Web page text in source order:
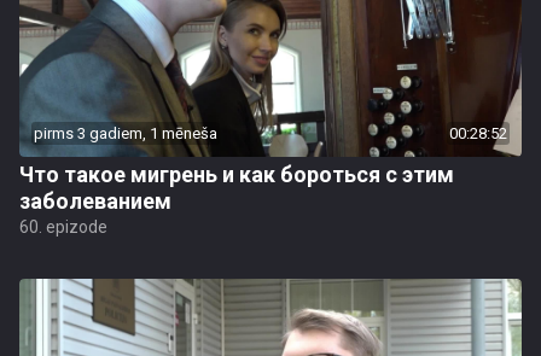
pirms 3 gadiem, 1 mēneša 00:28:52
Что такое мигрень и как бороться с этим
заболеванием
60. epizode